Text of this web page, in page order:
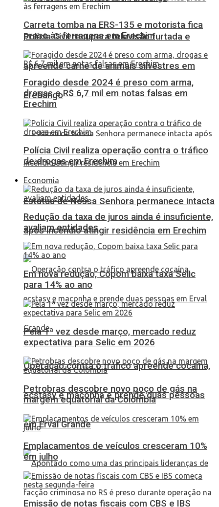
Polícia Civil recupera televisão furtada e
apreende carne de animais silvestres em
Erebango
Estátua de Nossa Senhora permanece intacta
após incêndio atingir residência em Erechim
Operação contra o tráfico apreende cocaína,
ecstasy e maconha e prende duas pessoas
em Erval Grande
Carreta tomba na ERS-135 e motorista fica
preso às ferragens em Erechim
Foragido desde 2024 é preso com arma,
drogas e R$ 6,7 mil em notas falsas em
Erechim
Polícia Civil realiza operação contra o tráfico
de drogas em Erechim
Economia
Redução da taxa de juros ainda é insuficiente,
avaliam entidades
Em nova redução, Copom baixa taxa Selic
para 14% ao ano
Pela 1ª vez desde março, mercado reduz
expectativa para Selic em 2026
Petrobras descobre novo poço de gás na
margem equatorial da Colômbia
Emplacamentos de veículos cresceram 10%
em julho
Emissão de notas fiscais com CBS e IBS